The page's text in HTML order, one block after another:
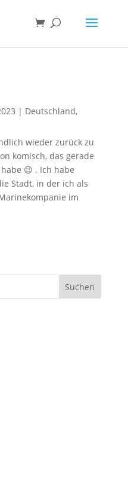
| Deutschland,
wieder zurück zu
komisch, das gerade
😉 . Ich habe
Stadt, in der ich als
im